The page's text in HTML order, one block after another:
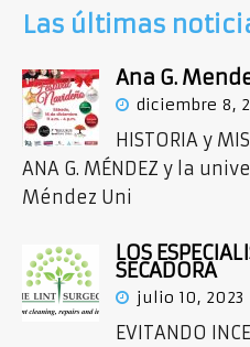
Las últimas
Ana G.
diciembre 8,
HISTORIA y
ANA G. MÉNDEZ y la
Méndez Uni
LOS
SECADORA
julio 10, 2023
EVITANDO